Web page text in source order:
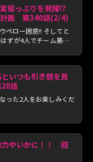
態っぷりを発揮!?
計画 第340話(2/4)
ペロー困惑!! そしてと
ずが4人でチーム悪魔
いつも引き弱を見
20話
った2人をお楽しみくだ
力やいかに！！ 回